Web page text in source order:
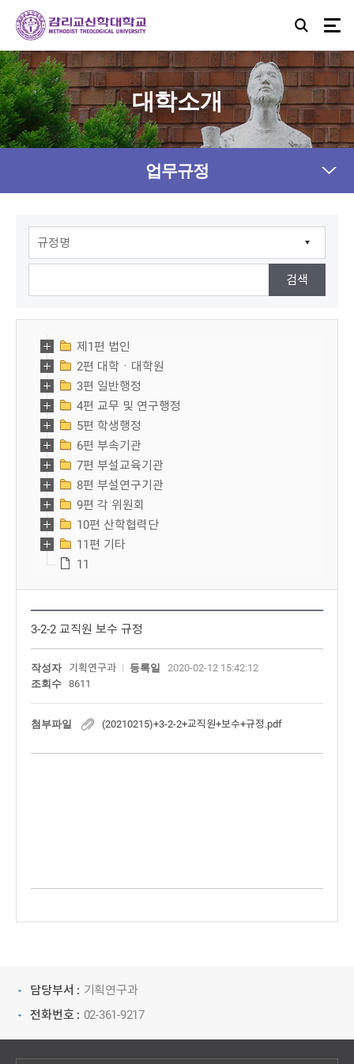
대학소개
업무규정
제1편 법인
2편 대학ㆍ대학원
3편 일반행정
4편 교무 및 연구행정
5편 학생행정
6편 부속기관
7편 부설교육기관
8편 부설연구기관
9편 각 위원회
10편 산학협력단
11편 기타
11
3-2-2 교직원 보수 규정
작성자 기획연구과 등록일
2020-02-12 15:42:12
조회수
8611
첨부파일 (20210215)+3-2-2+교직원+보수+규정.pdf
담당부서 : 기획연구과
전화번호 : 02-361-9217